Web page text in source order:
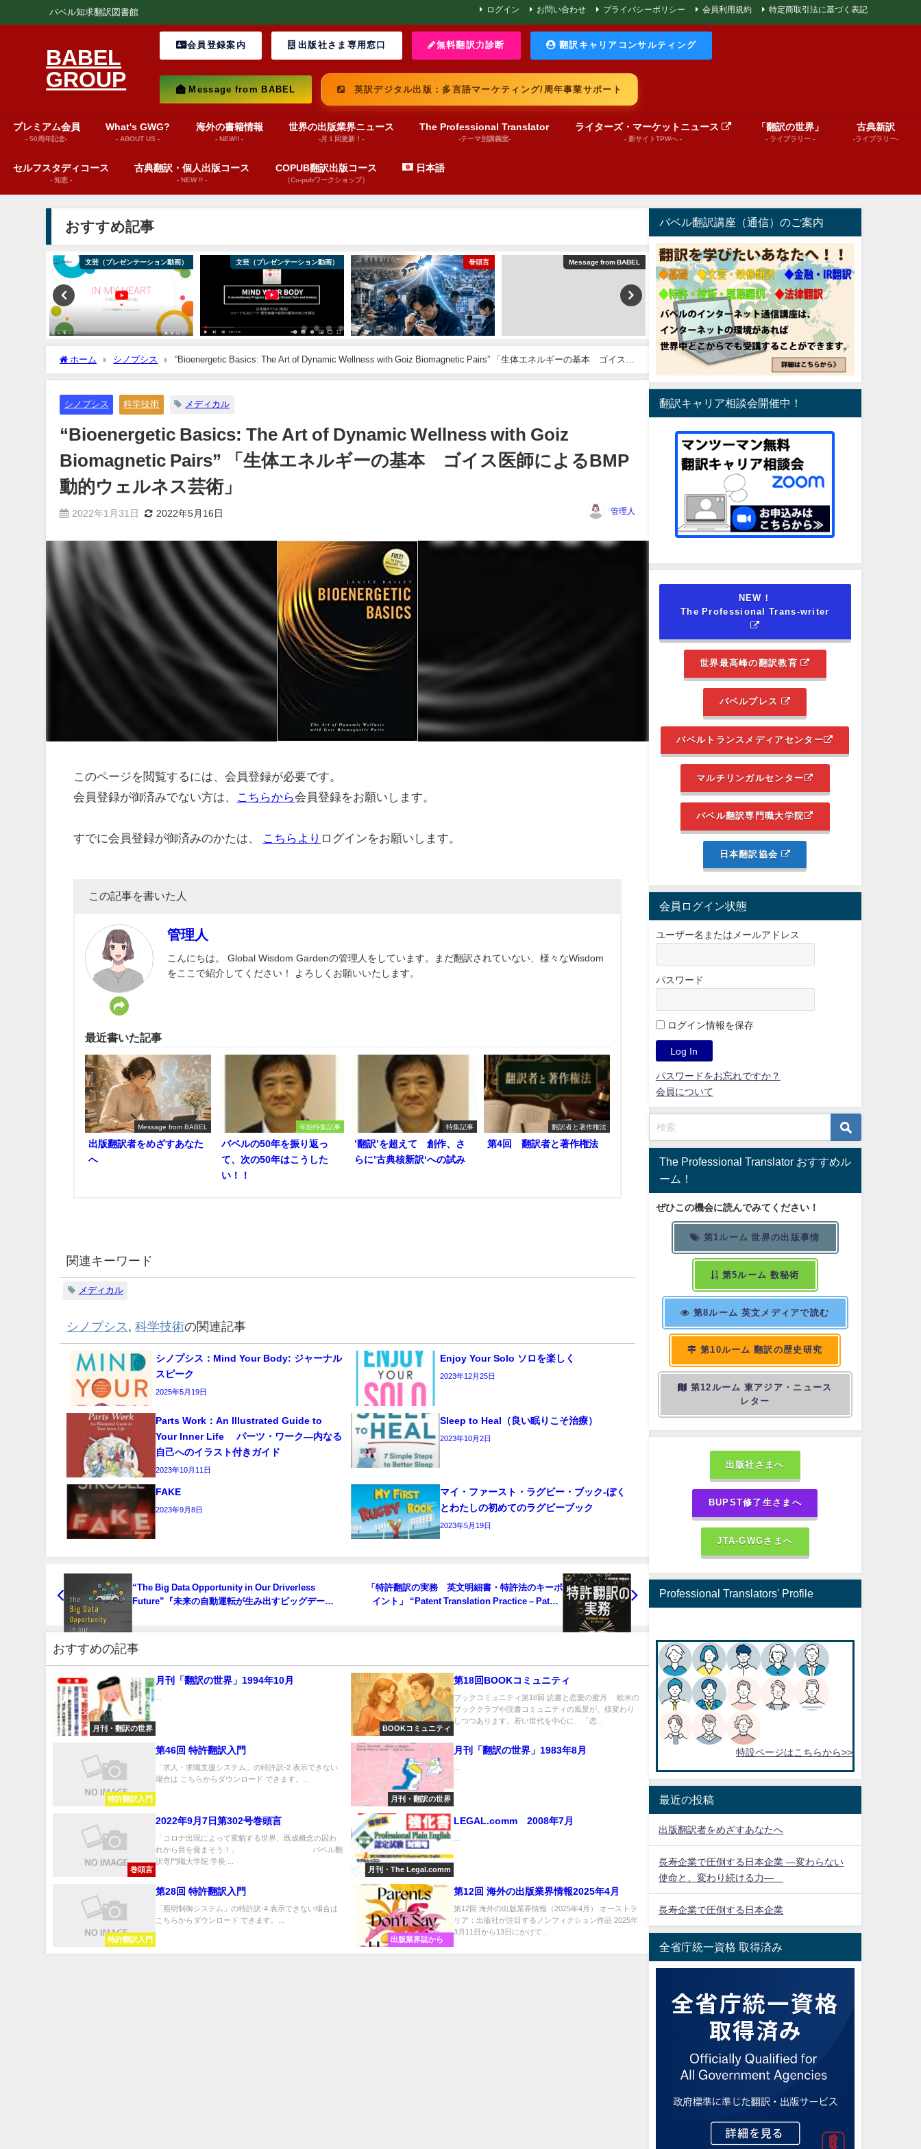
バベル知求翻訳図書館 ログイン お問い合わせ プライバシーポリシー 会員利用規約 特定商取引法に基づく表記
BABEL
GROUP
会員登録案内 出版社さま専用窓口 無料翻訳力診断 翻訳キャリアコンサルティング
Message from BABEL 英訳デジタル出版：多言語マーケティング/周年事業サポート
プレミアム会員
- 50周年記念-
What's GWG?
- ABOUT US -
海外の書籍情報
- NEW!! -
世界の出版業界ニュース
-月１回更新！-
The Professional Translator
-テーマ別講義室-
ライターズ・マーケットニュース
- 新サイトTPWへ -
「翻訳の世界」
- ライブラリー -
古典新訳
-ライブラリー-
セルフスタディコース
- 知恵 -
古典翻訳・個人出版コース
- NEW !! -
COPUB翻訳出版コース
（Co-pubワークショップ）
日本語
おすすめ記事
文芸（プレゼンテーション動画） 文芸（プレゼンテーション動画） 巻頭言 Message from BABEL 文芸（プレゼンテーション動画）
ホーム シノプシス
“Bioenergetic Basics: The Art of Dynamic Wellness with Goiz Biomagnetic Pairs” 「生体エネルギーの基本 ゴイス医
師によるBMP動的ウェルネス芸術」
シノプシス 科学技術 メディカル
“Bioenergetic Basics: The Art of Dynamic Wellness with Goiz
Biomagnetic Pairs” 「生体エネルギーの基本 ゴイス医師によるBMP
動的ウェルネス芸術」
2022年1月31日 2022年5月16日 管理人
このページを閲覧するには、会員登録が必要です。
会員登録が御済みでない方は、
こちらから会員登録をお願いします。
すでに会員登録が御済みのかたは、 こちらより ログインをお願いします。
この記事を書いた人
管理人
こんにちは。 Global Wisdom Gardenの管理人をしています。まだ翻訳されていない、様々なWisdom
をここで紹介してください！ よろしくお願いいたします。
最近書いた記事
Message from BABEL
出版翻訳者をめざすあなた
へ
年始特集記事
バベルの50年を振り返っ
て、次の50年はこうした
い！！
特集記事
’翻訳’を超えて 創作、さ
らに’古典核新訳‘への試み
翻訳者と著作権法
第4回 翻訳者と著作権法
関連キーワード
メディカル
シノプシス ,科学技術の関連記事
シノプシス：Mind Your Body: ジャーナル
スピーク
2025年5月19日
Enjoy Your Solo ソロを楽しく
2023年12月25日
Parts Work：An Illustrated Guide to
Your Inner Life パーツ・ワーク―内なる
自己へのイラスト付きガイド
2023年10月11日
Sleep to Heal（良い眠りこそ治療）
2023年10月2日
FAKE
2023年9月8日
マイ・ファースト・ラグビー・ブック‐ぼく
とわたしの初めてのラグビーブック
2023年5月19日
“The Big Data Opportunity in Our Driverless
Future”『未来の自動運転が生み出すビッグデータ
「特許翻訳の実務 英文明細書・特許法のキーポ
イント」 “Patent Translation Practice – Patent
おすすめの記事
月刊・翻訳の世界
月刊「翻訳の世界」1994年10月
BOOKコミュニティ
第18回BOOKコミュニティ
ブックコミュニティ第18回 読書と恋愛の蜜月 欧米の
ブッククラブや読書コミュニティの風景が、様変わり
しつつあります。若い世代を中心に、「恋...
特許翻訳入門
第46回 特許翻訳入門
「求人・求職支援システム」の特許訳-2 表示できない
場合は こちらからダウンロード できます。...
月刊・翻訳の世界
月刊「翻訳の世界」1983年8月
...
巻頭言
2022年9月7日第302号巻頭言
「コロナ出現によって変貌する世界、既成概念の囚わ
れから目を覚まそう！」 バベル翻
訳専門職大学院 学長 ...
月刊・The Legal.comm
LEGAL.comm 2008年7月
特許翻訳入門
第28回 特許翻訳入門
「照明制御システム」の特許訳-4 表示できない場合は
こちらからダウンロード できます。...
出版業界誌から
第12回 海外の出版業界情報2025年4月
第12回 海外の出版業界情報（2025年4月） オーストラ
リア：出版社が注目するノンフィクション作品 2025年
3月11日から13日にかけて...
バベル翻訳講座（通信）のご案内
翻訳キャリア相談会開催中！
NEW！
The Professional Trans-writer
世界最高峰の翻訳教育
バベルプレス
バベルトランスメディアセンター
マルチリンガルセンター
バベル翻訳専門職大学院
日本翻訳協会
会員ログイン状態
ユーザー名またはメールアドレス
パスワード
ログイン情報を保存
パスワードをお忘れですか？
会員について
The Professional Translator おすすめル
ーム！
ぜひこの機会に読んでみてください！
第1ルーム 世界の出版事情
第5ルーム 数秘術
第8ルーム 英文メディアで読む
第10ルーム 翻訳の歴史研究
第12ルーム 東アジア・ニュース
レター
出版社さまへ
BUPST修了生さまへ
JTA-GWGさまへ
Professional Translators' Profile
特設ページはこちらから>>
最近の投稿
出版翻訳者をめざすあなたへ
長寿企業で圧倒する日本企業 ―変わらない
使命と、変わり続ける力―
長寿企業で圧倒する日本企業
全省庁統一資格 取得済み